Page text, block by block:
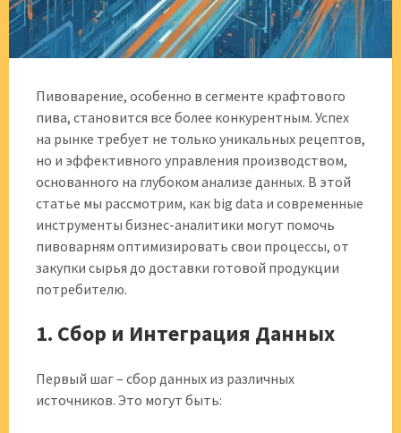
Пивоварение, особенно в сегменте крафтового
пива, становится все более конкурентным. Успех
на рынке требует не только уникальных рецептов,
но и эффективного управления производством,
основанного на глубоком анализе данных. В этой
статье мы рассмотрим, как big data и современные
инструменты бизнес-аналитики могут помочь
пивоварням оптимизировать свои процессы, от
закупки сырья до доставки готовой продукции
потребителю.
1. Сбор и Интеграция Данных
Первый шаг – сбор данных из различных
источников. Это могут быть: